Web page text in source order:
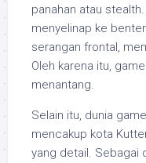
panahan atau
menyelinap ke
serangan frontal,
Oleh karena itu,
menantang.
Selain itu, dunia
mencakup kota
yang detail. Sebagai